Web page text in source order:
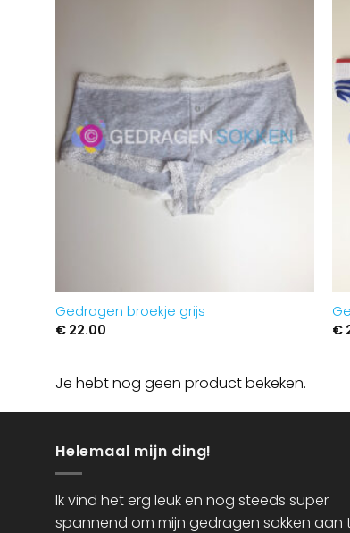
Gedragen broekje grijs
€22.00
€
Je hebt nog geen product bekeken.
Helemaal mijn ding!
Ik vind het erg leuk en nog steeds super
spannend om mijn gedragen sokken aan